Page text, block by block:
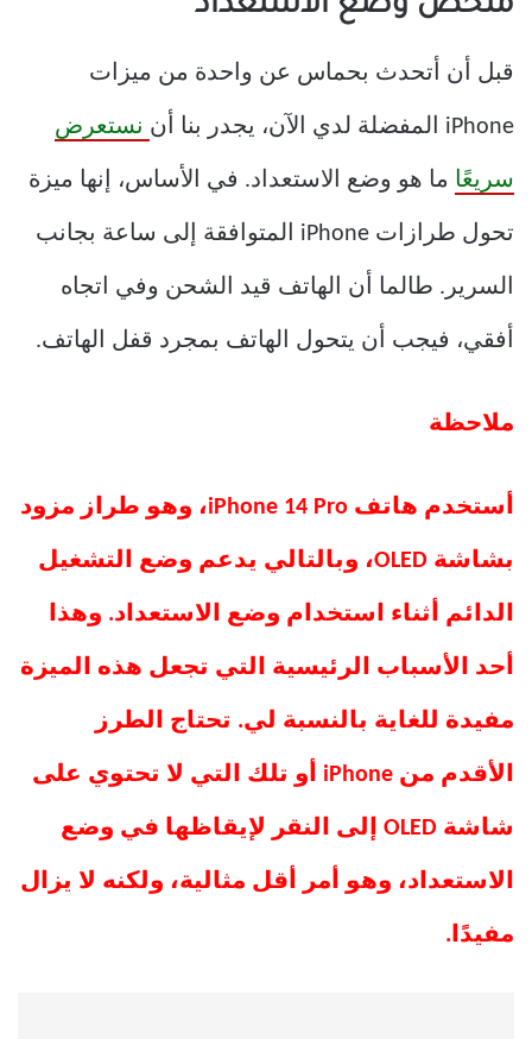
قبل أن أتحدث بحماس عن واحدة من ميزات
iPhone المفضلة لدي الآن، يجدر بنا أن نستعرض
سريعًا ما هو وضع الاستعداد. في الأساس، إنها ميزة
تحول طرازات iPhone المتوافقة إلى ساعة بجانب
السرير. طالما أن الهاتف قيد الشحن وفي اتجاه
أفقي، فيجب أن يتحول الهاتف بمجرد قفل الهاتف.
ملاحظة
أستخدم هاتف iPhone 14 Pro، وهو طراز مزود
بشاشة OLED، وبالتالي يدعم وضع التشغيل
الدائم أثناء استخدام وضع الاستعداد. وهذا
أحد الأسباب الرئيسية التي تجعل هذه الميزة
مفيدة للغاية بالنسبة لي. تحتاج الطرز
الأقدم من iPhone أو تلك التي لا تحتوي على
شاشة OLED إلى النقر لإيقاظها في وضع
الاستعداد، وهو أمر أقل مثالية، ولكنه لا يزال
مفيدًا.